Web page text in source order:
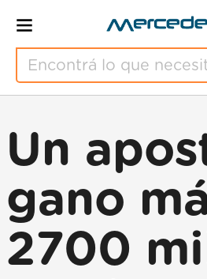
Un
gano
2700